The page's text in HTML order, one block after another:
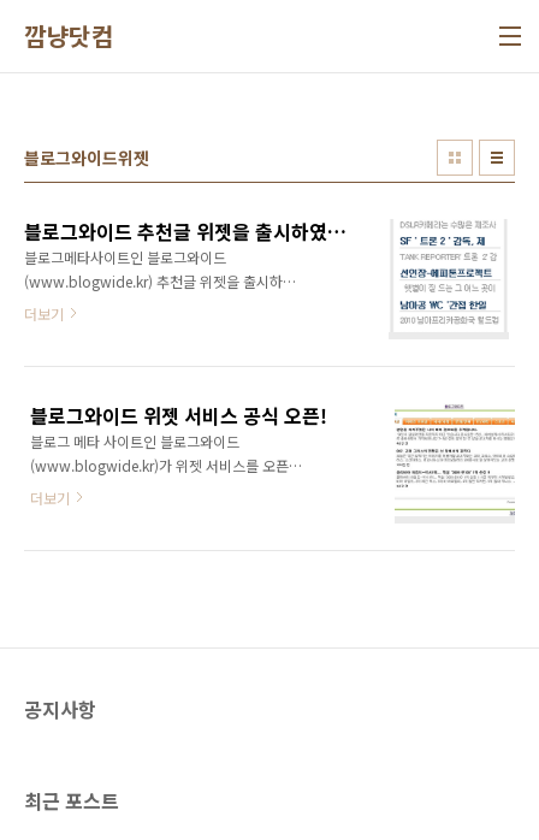
깜냥닷컴
블로그와이드위젯
블로그와이드 추천글 위젯을 출시하였습니다.
블로그메타사이트인 블로그와이드
(www.blogwide.kr) 추천글 위젯을 출시하였
습니다. 블로그와이드에서 추천을 받은 인기글
젯은 위자드닷컴(www.wzd.com)을 통하여
서비스하고 있습니다. 위자드API를 이용하면 보
다 멋진 위젯을 만들 수 있겠지만 제가 실력이 딸
려서 가장 손쉽게 만들 수 있는 '마이젯'을 이용
위자드닷컴의 위젯 페이지로 이동해야 합니다.
더보기
블로그와이드 위젯 서비스 공식 오픈!
블로그 메타 사이트인 블로그와이드
(www.blogwide.kr)가 위젯 서비스를 오픈하
였다고 15일 밝혔다. 블로그와이드는 블로그언
비스를 오픈하면서 새로운 블로그 콘텐츠 유통
추천글 등을 받아볼 수 있기 때..
더보기
공지사항
최근 포스트